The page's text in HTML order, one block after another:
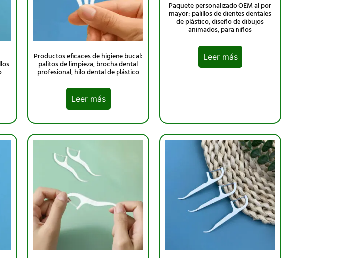
Productos eficaces de higiene bucal:
palitos de limpieza, brocha dental
profesional, hilo dental de plástico
Leer más
Paquete personalizado OEM al por
mayor: palillos de dientes dentales
de plástico, diseño de dibujos
animados, para niños
Leer más